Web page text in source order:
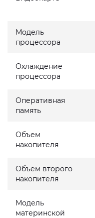
Модель
процессора
Охлаждение
процессора
Оперативная
память
Объем
накопителя
Объем второго
накопителя
Модель
материнской